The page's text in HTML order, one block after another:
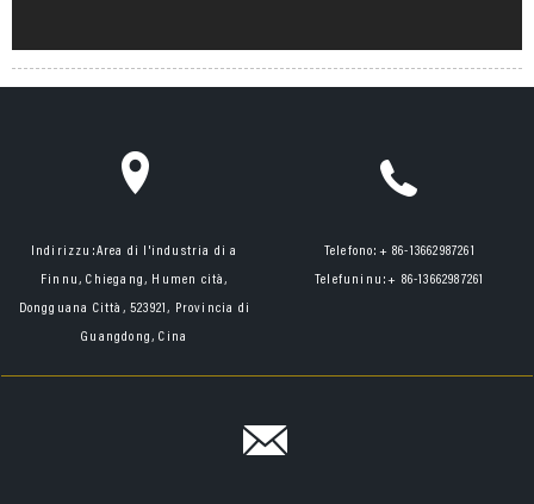
Indirizzu:Area di l'industria di a
Finnu, Chiegang, Humen cità,
Dongguana Città, 523921, Provincia di
Guangdong, Cina
Telefono: + 86-13662987261
Telefuninu:+ 86-13662987261